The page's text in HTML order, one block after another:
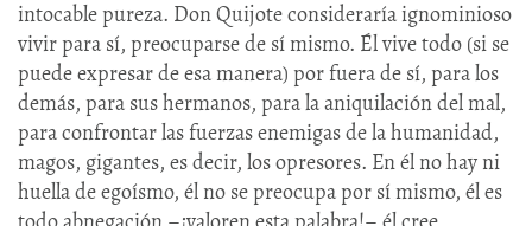
intocable pureza. Don Quijote consideraría ignominioso
vivir para sí, preocuparse de sí mismo. Él vive todo (si se
puede expresar de esa manera) por fuera de sí, para los
demás, para sus hermanos, para la aniquilación del mal,
para confrontar las fuerzas enemigas de la humanidad,
magos, gigantes, es decir, los opresores. En él no hay ni
huella de egoísmo, él no se preocupa por sí mismo, él es